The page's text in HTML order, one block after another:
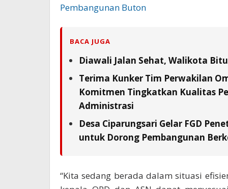
Pembangunan Buton
BACA JUGA
Diawali Jalan Sehat, Walikota
Terima Kunker Tim Perwakilan
Komitmen Tingkatkan Kualitas
Administrasi
Desa Ciparungsari Gelar FGD
untuk Dorong Pembangunan
“Kita sedang berada dalam situasi